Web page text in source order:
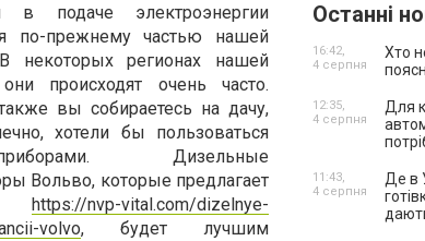
в подаче электроэнергии
по-прежнему частью нашей
некоторых регионах нашей
происходят очень часто.
вы собираетесь на дачу,
хотели бы пользоваться
Дизельные
Вольво, которые предлагает
https://nvp-vital.com/dizelnye-
volvo, будет лучшим
Останні
Хто
16:42,
4 серпня
Для
12:35,
4 серпня
Де в
11:43,
4 серпня